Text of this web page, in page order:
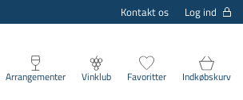
Kontakt os Log ind
Arrangementer Vinklub Favoritter Indkøbskurv